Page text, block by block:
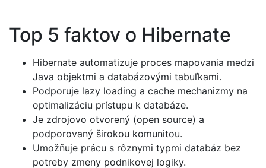
Top 5 faktov o Hibernate
Hibernate automatizuje proces mapovania medzi
Java objektmi a databázovými tabuľkami.
Podporuje lazy loading a cache mechanizmy na
optimalizáciu prístupu k databáze.
Je zdrojovo otvorený (open source) a
podporovaný širokou komunitou.
Umožňuje prácu s rôznymi typmi databáz bez
potreby zmeny podnikovej logiky.